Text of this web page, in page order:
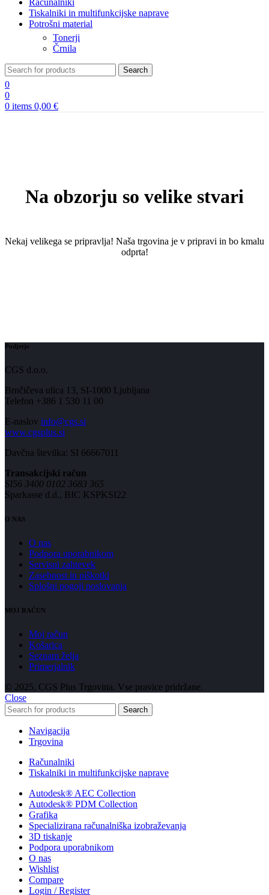
Računalniki
Tiskalniki in multifunkcijske naprave
Potrošni material
Tonerji
Črnila
Search
0
0
0 items 0,00 €
Na obzorju so velike stvari
Nekaj ​​velikega se pripravlja! Naša trgovina je v pripravi in ​​bo kmalu
odprta!
Podjetje
CGS d.o.o.
Brnčičeva ulica 13, SI-1000 Ljubljana
Telefon +386 1 530 11 00
E-naslov info@cgs.si
www.cgsplus.si
Davčna številka: SI 66667011
Transakcijski račun
SI56 3400 0102 3683 365
Sparkasse d.d., BIC KSPKSI22
O NAS
O nas
Podpora uporabnikom
Servisni zahtevek
Zasebnost in piškotki
Splošni pogoji poslovanja
MOJ RAČUN
Moj račun
Košarica
Seznam želja
Primerjalnik
© 2025, CGS Plus Trgovina. Vse pravice pridržane.
Close
Search
Navigacija
Trgovina
Računalniki
Tiskalniki in multifunkcijske naprave
Autodesk® AEC Collection
Autodesk® PDM Collection
Grafika
Specializirana računalniška izobraževanja
3D tiskanje
Podpora uporabnikom
O nas
Wishlist
Compare
Login / Register